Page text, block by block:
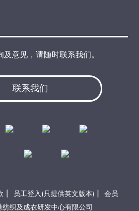
联系我们
意见，请随时联系我们。
| 员工登入(只提供英文版本) | 会员
织及成衣研发中心有限公司